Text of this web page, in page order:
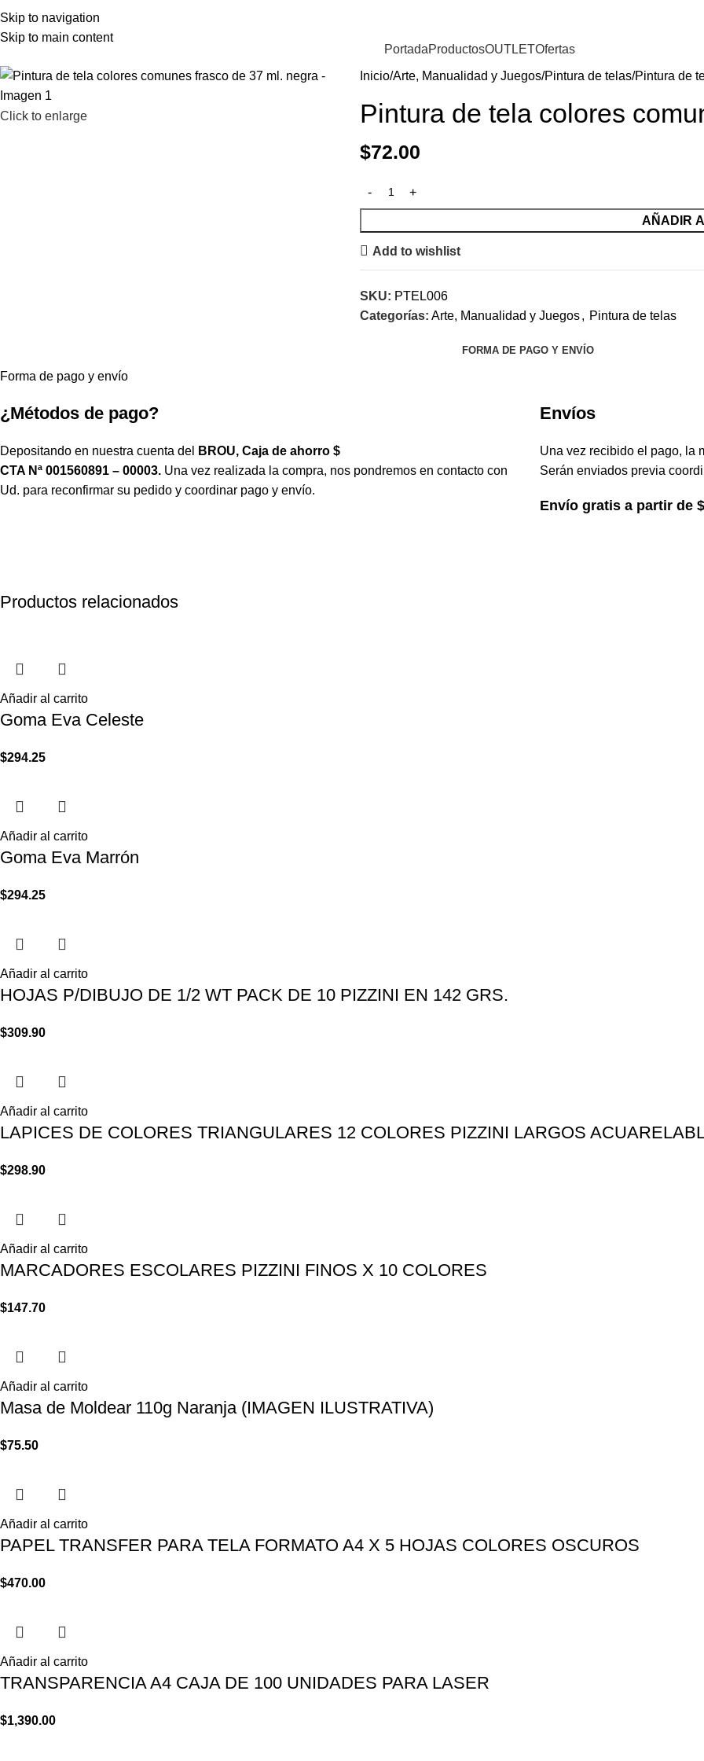
Skip to navigation
Skip to main content
AL 2200 1903 – 2203 67 61
PortadaProductosOUTLETOfertas
Click to enlarge
Inicio Arte, Manualidad y Juegos Pintura de telas Pintura de
Pintura de tela colores
$72.00
AÑADIR
Add to wishlist
SKU: PTEL006
Categorías: Arte, Manualidad y Juegos, Pintura de telas
FORMA DE PAGO Y ENVÍO
Forma de pago y envío
¿Métodos de pago?
Depositando en nuestra cuenta del
BROU, Caja de ahorro $
CTA Nª 001560891 – 00003. Una vez realizada la compra, nos pondremos en contacto con
Ud. para reconfirmar su pedido y coordinar pago y envío.
Envíos
Una vez recibido el pago, la
Serán enviados previa
Envío gratis a partir de
Productos relacionados
Añadir al carrito
Goma Eva Celeste
$294.25
Añadir al carrito
Goma Eva Marrón
$294.25
Añadir al carrito
HOJAS P/DIBUJO DE 1/2 WT PACK DE 10 PIZZINI EN 142 GRS.
$309.90
Añadir al carrito
LAPICES DE COLORES TRIANGULARES 12 COLORES PIZZINI LARGOS
$298.90
Añadir al carrito
MARCADORES ESCOLARES PIZZINI FINOS X 10 COLORES
$147.70
Añadir al carrito
Masa de Moldear 110g Naranja (IMAGEN ILUSTRATIVA)
$75.50
Añadir al carrito
PAPEL TRANSFER PARA TELA FORMATO A4 X 5 HOJAS COLORES OSCUROS
$470.00
Añadir al carrito
TRANSPARENCIA A4 CAJA DE 100 UNIDADES PARA LASER
$1,390.00